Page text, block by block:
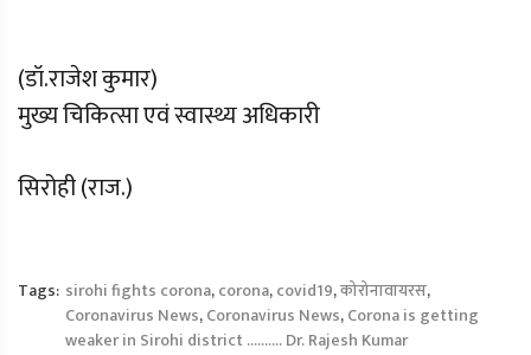
(डॉ.राजेश कुमार)
मुख्य चिकित्सा एवं स्वास्थ्य अधिकारी
सिरोही (राज.)
Tags: sirohi fights corona,corona,covid19,कोरोनावायरस,
Coronavirus News,Coronavirus News,Corona is getting
weaker in Sirohi district ………. Dr. Rajesh Kumar